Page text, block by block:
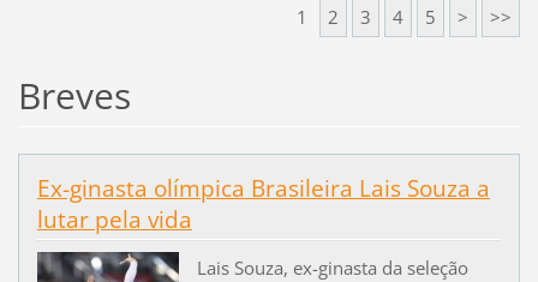
1 2 3 4 5 > >>
Breves
Ex-ginasta olímpica Brasileira Lais Souza a
lutar pela vida
Lais Souza, ex-ginasta da seleção